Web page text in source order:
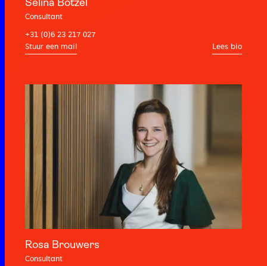
Consultant
+31 (0)6 23 217 027
Lees bio
Rosa Brouwers
Consultant